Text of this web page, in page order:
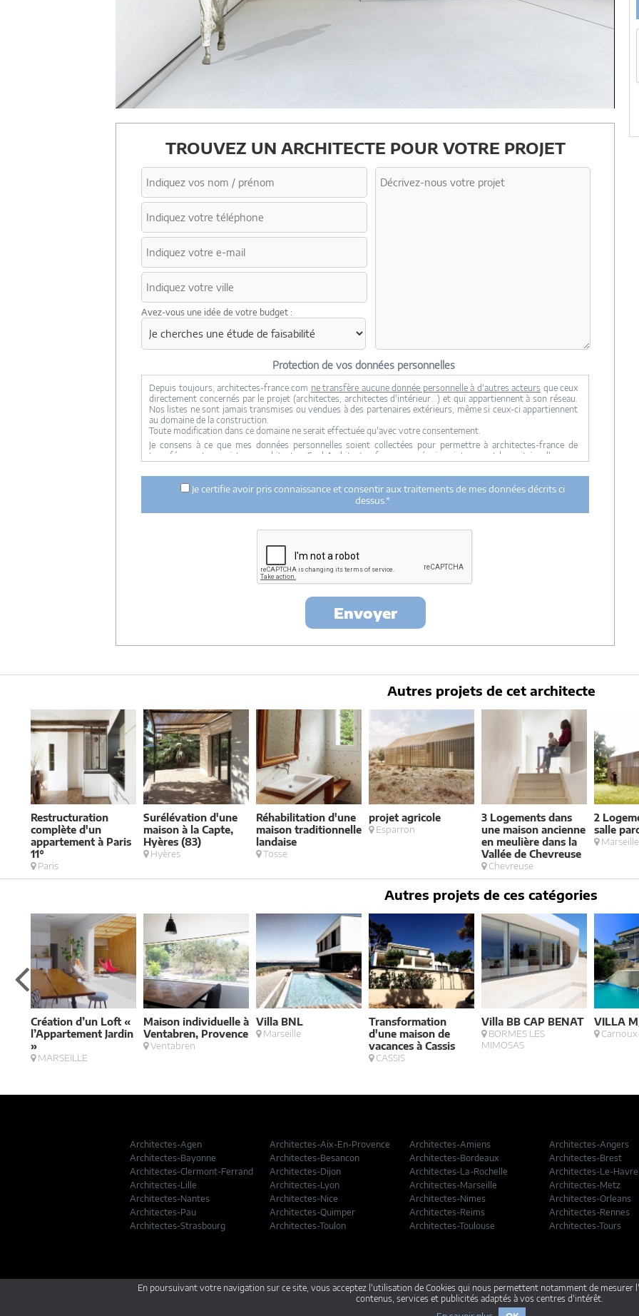
TROUVEZ UN ARCHITECTE POUR VOTRE PROJET
Avez-vous une idée de votre budget :
Protection de vos données personnelles
Depuis toujours, architectes-france.com ne transfère aucune donnée personnelle à d'autres acteurs que ceux
directement concernés par le projet (architectes, architectes d'intérieur...) et qui appartiennent à son réseau.
Nos listes ne sont jamais transmises ou vendues à des partenaires extérieurs, même si ceux-ci appartiennent
au domaine de la construction.
Toute modification dans ce domaine ne serait effectuée qu'avec votre consentement.
Je consens à ce que mes données personnelles soient collectées pour permettre à architectes-france de
transférer votre projet aux architectes. Seul Architectes-france, ses équipes internes et la maitrise d'oeuvre
ci dessus n'est réalisée.
Mes données téléphoniques seront uniquement utilisées par Architectes-france.com et les architectes de
notre réseau dans le cadre de la qualification et du suivi de mon projet.
Les données sont conservées pendant une durée de 18 mois courant à partir des derniers contacts effectifs
entre architectes-france et vous ou architectes-france et un membre de la maitrise d'oeuvre en rapport avec
loi « informatique et libertés », vous pouvez exercer votre droit d'accès aux données vous
concernant et les faire rectifier en contactant : Architectes-france, 23 avenue du Mirail - parc du Mirail - 33370
Artigues-près Bordeaux. Tél. 05.47.74.51.01 -contact@architectes-france.com
Je certifie avoir pris connaissance et consentir aux traitements de mes données décrits ci
dessus.*
Envoyer
Autres projets de cet architecte
Restructuration
complète d'un
appartement à Paris
11°
Paris
Surélévation d'une
maison à la Capte,
Hyères (83)
Hyères
Réhabilitation d'une
maison traditionnelle
landaise
Tosse
projet agricole
Esparron
3 Logements dans
une maison ancienne
en meulière dans la
Vallée de Chevreuse
Chevreuse
2
salle
Marseille
Autres projets de ces catégories
Création d’un Loft «
l’Appartement Jardin
»
MARSEILLE
Maison individuelle à
Ventabren, Provence
Ventabren
Villa BNL
Marseille
Transformation
d'une maison de
vacances à Cassis
CASSIS
Villa BB CAP BENAT
BORMES LES
MIMOSAS
VILLA
Architectes-Agen Architectes-Aix-En-Provence Architectes-Amiens Architectes-Angers
Architectes-Bayonne
Architectes-Besancon Architectes-Bordeaux Architectes-Brest
Architectes-Clermont-Ferrand
Architectes-Dijon Architectes-La-Rochelle Architectes-Le-Havre
Architectes-Lille
Architectes-Lyon Architectes-Marseille Architectes-Metz
Architectes-Nantes
Architectes-Nice Architectes-Nimes Architectes-Orleans
Architectes-Pau
Architectes-Quimper Architectes-Reims Architectes-Rennes
Architectes-Strasbourg
Architectes-Toulon Architectes-Toulouse Architectes-Tours
Qui sommes nous ? FAQ Mentions légales Annonceurs
En poursuivant votre navigation sur ce site, vous acceptez l'utilisation de Cookies qui nous permettent notamment de mesurer
contenus, services et publicités adaptés à vos centres d'intérêt.